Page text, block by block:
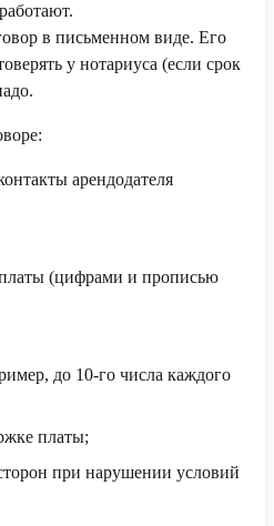
в письменном виде. Его
у нотариуса (если срок
арендодателя
(цифрами и прописью
до 10-го числа каждого
платы;
при нарушении условий